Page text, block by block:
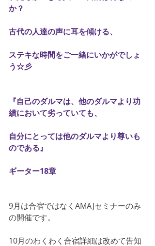
か？
古代の人達の声に耳を傾ける、
ステキな時間をご一緒にいかがでしょ
う☆彡
『自己のダルマは、他のダルマより功
績において劣っていても、
自分にとっては他のダルマより尊いも
のである』
ギーター18章
9月は合宿ではなくAMAJセミナーのみ
の開催です。
10月のわくわく合宿詳細は改めて告知